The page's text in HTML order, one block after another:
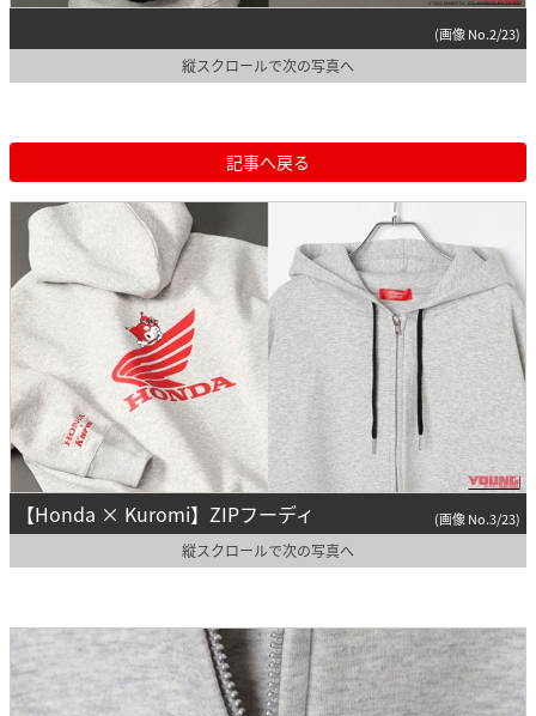
(画像 No.2/23)
縦スクロールで次の写真へ
記事へ戻る
【Honda × Kuromi】ZIPフーディ (画像 No.3/23)
縦スクロールで次の写真へ